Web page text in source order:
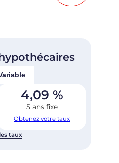
4,09 %
5 ans fixe
Obtenez votre taux
taux